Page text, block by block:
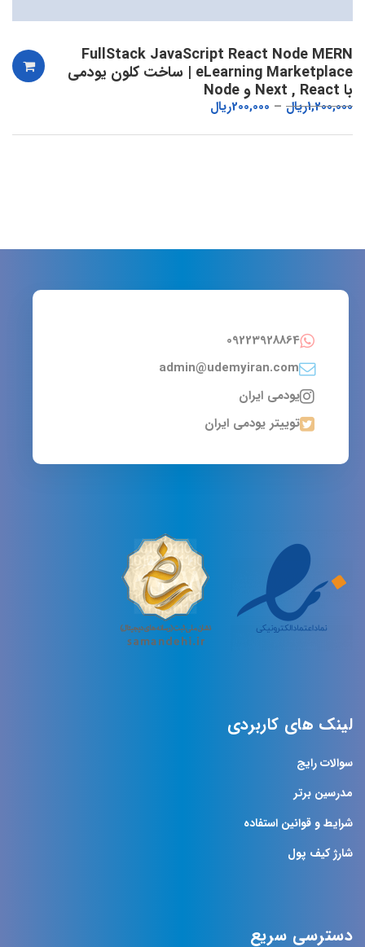
FullStack JavaScript React Node MERN
eLearning Marketplace | ساخت کلون یودمی
با Next , React و Node
1,200,000ریال 200,000ریال
09223928864
admin@udemyiran.com
یودمی ایران
توییتر یودمی ایران
لینک های کاربردی
سوالات رایج
مدرسین برتر
شرایط و قوانین استفاده
شارژ کیف پول
دسترسی سریع